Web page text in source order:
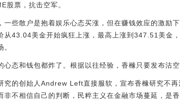
股票，抗击空军。
一些散户是抱着娱乐心态买涨，但在赚钱效应的激励
从43.04美金开始疯狂上涨，最高上涨到347.51美金
。
心态和钱包都炸了。根据以往经验，香橼只要发布沽
究的创始人Andrew Left直接服软，宣布香橼研究不
非不相信自己的判断，民粹主义在金融市场蔓延，是香